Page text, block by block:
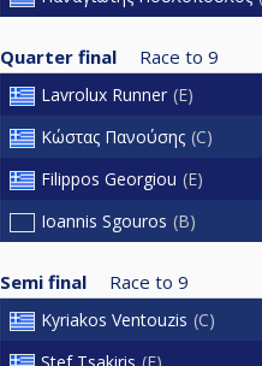
Quarter final Race to 9
Lavrolux Runner E
Κώστας Πανούσης C
Filippos Georgiou E
Ioannis Sgouros B
Semi final Race to 9
Kyriakos Ventouzis C